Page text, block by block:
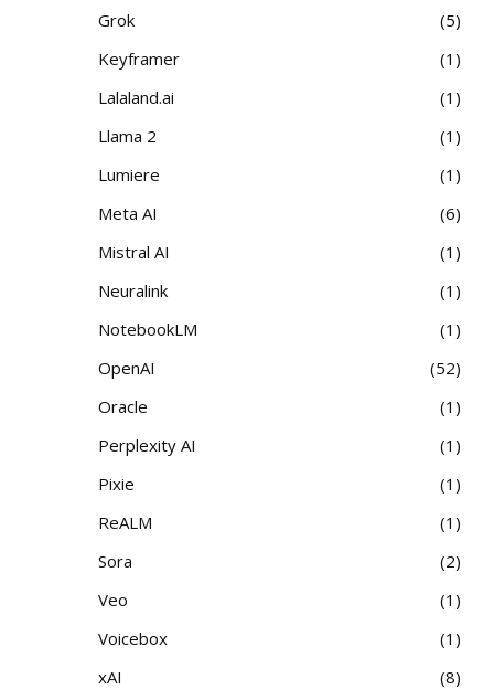
Grok
5
Keyframer
1
Lalaland.ai
1
Llama 2
1
Lumiere
1
Meta AI
6
Mistral AI
1
Neuralink
1
NotebookLM
1
OpenAI
52
Oracle
1
Perplexity AI
1
Pixie
1
ReALM
1
Sora
2
Veo
1
Voicebox
1
xAI
8